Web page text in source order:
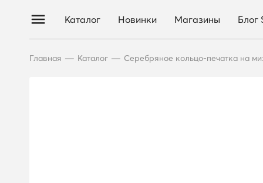
Каталог Новинки Магазины Блог
Главная — Каталог — Серебряное кольцо-печатка на